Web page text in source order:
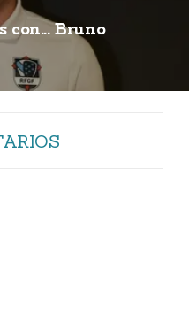
con... Bruno